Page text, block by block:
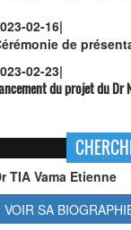
02-16|
de
02-23|
du projet du Dr
TIA Vama Etienne
VOIR SA